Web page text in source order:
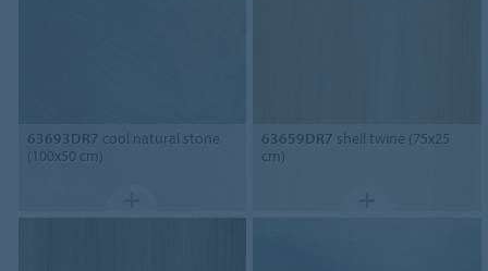
63693DR7 cool natural stone
(100x50 cm)
63659DR7 shell twine (75x25
cm)